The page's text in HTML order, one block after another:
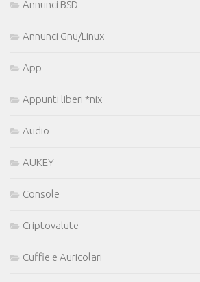
Annunci BSD
Annunci Gnu/Linux
App
Appunti liberi *nix
Audio
AUKEY
Console
Criptovalute
Cuffie e Auricolari